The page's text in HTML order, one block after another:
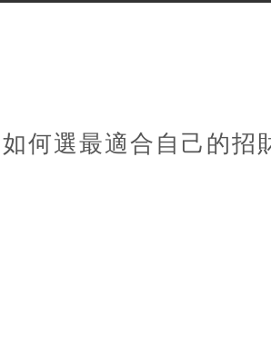
何選最適合自己的招